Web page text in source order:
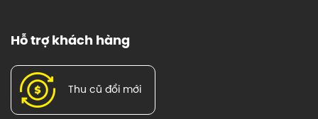
Hỗ trợ khách hàng
Thu cũ đổi mới